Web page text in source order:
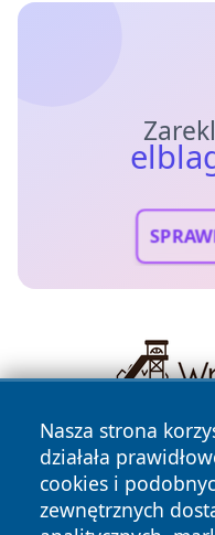
Nasza strona
działała
cookies i
zewnętrznych